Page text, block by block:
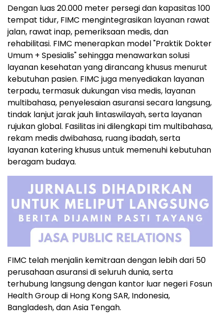
Dengan luas 20.000 meter persegi dan kapasitas 100
tempat tidur, FIMC mengintegrasikan layanan rawat
jalan, rawat inap, pemeriksaan medis, dan
rehabilitasi. FIMC menerapkan model "Praktik Dokter
Umum + Spesialis" sehingga menawarkan solusi
layanan kesehatan yang dirancang khusus menurut
kebutuhan pasien. FIMC juga menyediakan layanan
terpadu, termasuk dukungan visa medis, layanan
multibahasa, penyelesaian asuransi secara langsung,
tindak lanjut jarak jauh lintaswilayah, serta layanan
rujukan global. Fasilitas ini dilengkapi tim multibahasa,
rekam medis dwibahasa, ruang ibadah, serta
layanan katering khusus untuk memenuhi kebutuhan
beragam budaya.
FIMC telah menjalin kemitraan dengan lebih dari 50
perusahaan asuransi di seluruh dunia, serta
terhubung langsung dengan kantor luar negeri Fosun
Health Group di Hong Kong SAR, Indonesia,
Bangladesh, dan Asia Tengah.